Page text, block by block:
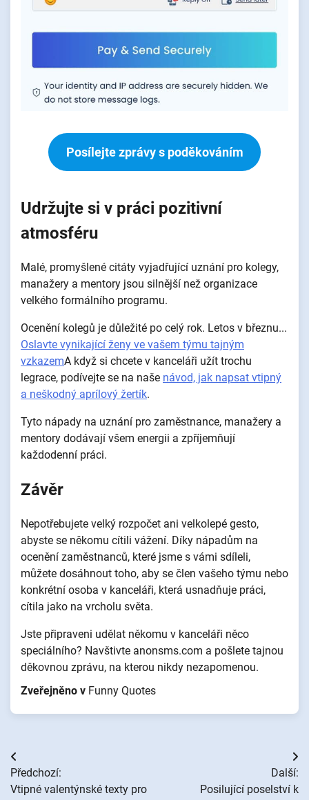
Posílejte zprávy s poděkováním
Udržujte si v práci pozitivní
atmosféru
Malé, promyšlené citáty vyjadřující uznání pro kolegy,
manažery a mentory jsou silnější než organizace
velkého formálního programu.
Ocenění kolegů je důležité po celý rok. Letos v březnu...
Oslavte vynikající ženy ve vašem týmu tajným
vzkazemA když si chcete v kanceláři užít trochu
legrace, podívejte se na naše návod, jak napsat vtipný
a neškodný aprílový žertík.
Tyto nápady na uznání pro zaměstnance, manažery a
mentory dodávají všem energii a zpříjemňují
každodenní práci.
Závěr
Nepotřebujete velký rozpočet ani velkolepé gesto,
abyste se někomu cítili vážení. Díky nápadům na
ocenění zaměstnanců, které jsme s vámi sdíleli,
můžete dosáhnout toho, aby se člen vašeho týmu nebo
konkrétní osoba v kanceláři, která usnadňuje práci,
cítila jako na vrcholu světa.
Jste připraveni udělat někomu v kanceláři něco
speciálního? Navštivte anonsms.com a pošlete tajnou
děkovnou zprávu, na kterou nikdy nezapomenou.
Zveřejněno v Funny Quotes
Navigace
pro
Předchozí:
Vtipné valentýnské texty pro
Další:
Posilující poselství k